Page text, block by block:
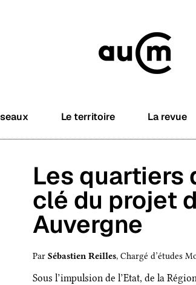
Le territoire La revue
Les quartiers
clé du projet
Auvergne
Par Sébastien Reilles, Chargé d’études
Sous l’impulsion de l’Etat, de la